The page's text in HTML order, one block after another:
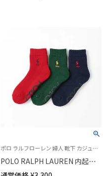
ポロ ラルフローレン 婦人 靴下 カジュアル 2025FW
POLO RALPH LAUREN 内起毛
POLO LOGO ROOM ルームソッ